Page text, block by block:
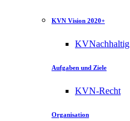
KVN Vision 2020+
KVNachhaltig
Aufgaben und Ziele
KVN-Recht
Organisation